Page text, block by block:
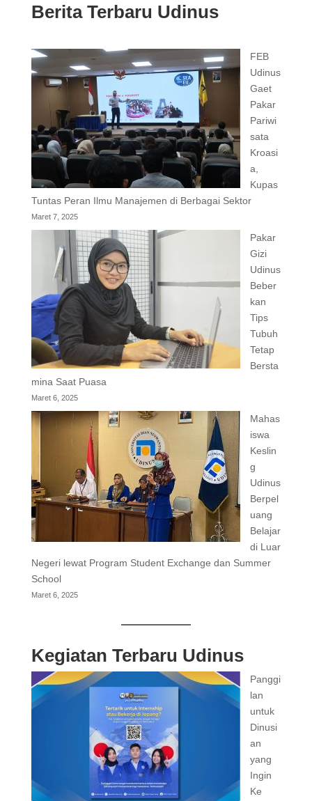
Berita Terbaru Udinus
FEB
Udinus
Gaet
Pakar
Pariwi
sata
Kroasi
a,
Kupas
Tuntas Peran Ilmu Manajemen di Berbagai Sektor
Maret 7, 2025
Pakar
Gizi
Udinus
Beber
kan
Tips
Tubuh
Tetap
Bersta
mina Saat Puasa
Maret 6, 2025
Mahas
iswa
Keslin
g
Udinus
Berpel
uang
Belajar
di Luar
Negeri lewat Program Student Exchange dan Summer
School
Maret 6, 2025
Kegiatan Terbaru Udinus
Panggi
lan
untuk
Dinusi
an
yang
Ingin
Ke